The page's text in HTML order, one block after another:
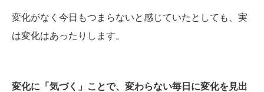
変化がなく今日もつまらないと感じていたとしても、実
は変化はあったりします。
変化に「気づく」ことで、変わらない毎日に変化を見出